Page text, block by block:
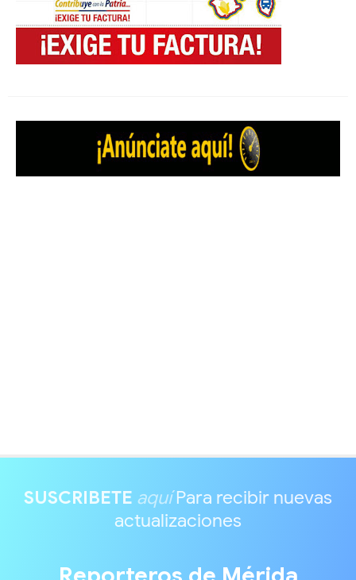
SUSCRIBETE aquíPara recibir nuevas
actualizaciones